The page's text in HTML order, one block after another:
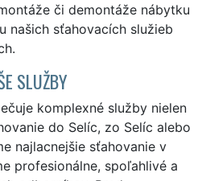
či demontáže nábytku
našich sťahovacích služieb
SLUŽBY
komplexné služby nielen
do Selíc, zo Selíc alebo
najlacnejšie sťahovanie v
profesionálne, spoľahlivé a